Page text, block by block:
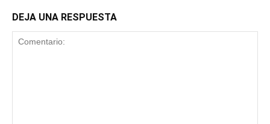
DEJA UNA RESPUESTA